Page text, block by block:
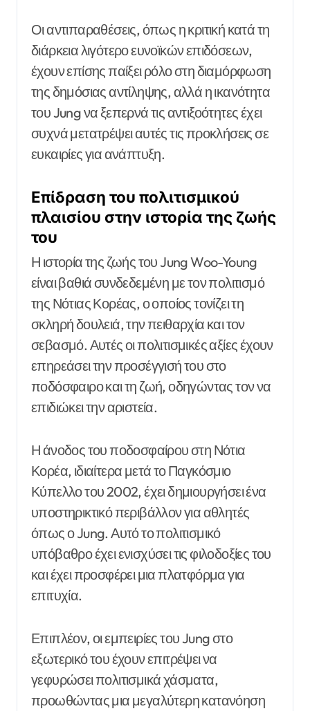
Οι αντιπαραθέσεις, όπως η κριτική κατά τη
διάρκεια λιγότερο ευνοϊκών επιδόσεων,
έχουν επίσης παίξει ρόλο στη διαμόρφωση
της δημόσιας αντίληψης, αλλά η ικανότητα
του Jung να ξεπερνά τις αντιξοότητες έχει
συχνά μετατρέψει αυτές τις προκλήσεις σε
ευκαιρίες για ανάπτυξη.
Επίδραση του πολιτισμικού
πλαισίου στην ιστορία της ζωής
του
Η ιστορία της ζωής του Jung Woo-Young
είναι βαθιά συνδεδεμένη με τον πολιτισμό
της Νότιας Κορέας, ο οποίος τονίζει τη
σκληρή δουλειά, την πειθαρχία και τον
σεβασμό. Αυτές οι πολιτισμικές αξίες έχουν
επηρεάσει την προσέγγισή του στο
ποδόσφαιρο και τη ζωή, οδηγώντας τον να
επιδιώκει την αριστεία.
Η άνοδος του ποδοσφαίρου στη Νότια
Κορέα, ιδιαίτερα μετά το Παγκόσμιο
Κύπελλο του 2002, έχει δημιουργήσει ένα
υποστηρικτικό περιβάλλον για αθλητές
όπως ο Jung. Αυτό το πολιτισμικό
υπόβαθρο έχει ενισχύσει τις φιλοδοξίες του
και έχει προσφέρει μια πλατφόρμα για
επιτυχία.
Επιπλέον, οι εμπειρίες του Jung στο
εξωτερικό του έχουν επιτρέψει να
γεφυρώσει πολιτισμικά χάσματα,
προωθώντας μια μεγαλύτερη κατανόηση